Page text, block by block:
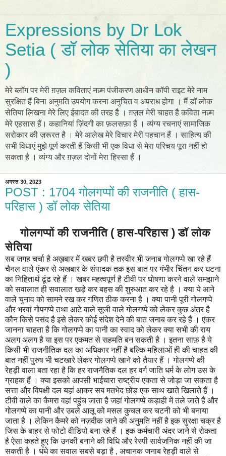
Expressions by Dr Lok
Setia ( डॉ लोक सेतिया का लेखन
)
मेरे ब्लॉग पर मेरी ग़ज़ल कविताएं नज़्म पंजीकरण आधीन कॉपी राइट मेरे नाम
सुरक्षित हैं बिना अनुमति उपयोग करना अनुचित व अपराध होगा । मैं डॉ लोक
सेतिया लिखना मेरे लिए ईबादत की तरह है । ग़ज़ल मेरी चाहत है कविता नज़्म
मेरे एहसास हैं। कहानियां ज़िंदगी का फ़लसफ़ा हैं । व्यंग्य रचनाएं सामाजिक
सरोकार की ज़रूरत है । मेरे आलेख मेरे विचार मेरी पहचान हैं । साहित्य की
सभी विधाएं मुझे पूर्ण करती हैं किसी भी एक विधा से मेरा परिचय पूरा नहीं हो
सकता है । व्यंग्य और ग़ज़ल दोनों मेरा हिस्सा हैं ।
अगस्त 30, 2023
POST : 1704 गोलगप्पों की राजनीति ( हास-
परिहास ) डॉ लोक सेतिया
गोलगप्पों की राजनीति ( हास-परिहास ) डॉ लोक
सेतिया
सब जगह चर्चा है अख़बार में खबर छपी है तस्वीर भी जनाब गोलगप्पे खा रहे हैं
चैनल वाले एंकर से अखबार के संपादक तक इस बात पर गंभीर चिंतन कर घटना
का निहितार्थ ढूंढ रहे हैं । खबर महत्वपूर्ण है टीवी पर घोषणा करने वाले समझाने
को सवालात ही सवालात खड़े कर बहस की शुरुआत कर रहे है । क्या ये आने
वाले चुनाव को सामने रख कर गणित ठीक करना है । क्या पानी पूरी गोलगप्पे
और भरवां गोपगप्पे तथा आटे वाले सूजी वाले गोलगप्पे को लेकर कुछ अंतर है
कौन किसे पसंद है इसे लेकर कोई संदेश देने की बात जनाब कर रहे हैं । एंकर
जानना चाहता है कि गोलगप्पे का पानी का स्वाद को लेकर क्या सभी की राय
अलग अलग है या इस पर एकमत से सहमति बन सकती है । इतना साफ़ है ये
किसी भी राजनीतिक दल का अधिकार नहीं है बल्कि महिलाओं ही की चाहत की
बात नहीं पुरुष भी चटखारे लेकर गोलगप्पे खाने को तैयार हैं । गोलगप्पे की
रेहड़ी वाला बता रहा है कि हर राजनैतिक दल हर वर्ग जाति धर्म के लोग उस के
ग्राहक हैं । क्या इसको आपसी भाईचारा राष्ट्रीय एकता से जोड़ा जा सकता है
सत्ता और विपक्षी दल यहां आकर सब मतभेद छोड़ एक साथ खाते खिलाते हैं ।
टीवी वाले का कैमरा वहां पहुंच जाता है जहां गोलगप्पे कड़ाही में तले जाते हैं और
गोलगप्पे का पानी और उबले आलू को मसल कुचल कर चटनी को भी बनाया
जाता है । लेकिन कैमरे को नज़दीक जाने की अनुमति नहीं है इक सुरक्षा चक्र है
जिस के बाहर से फोटो वीडियो बना रहे हैं । इक कर्मचारी अंदर जाने से रोकता
है ऐसा कहते हुए कि उनकी बनाने की विधि और रेस्पी सार्वजनिक नहीं की जा
सकती है । धंधे का सवाल सबसे बड़ा है , अचानक जनाब रेहड़ी वाले से